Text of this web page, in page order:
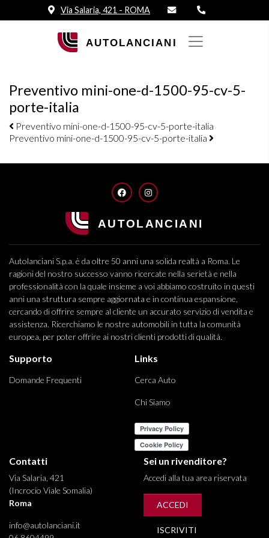
Via Salaria, 421 - ROMA
Preventivo mini-one-d-1500-95-cv-5-
porte-italia
Navigazione elementi
Preventivo mini-one-d-1500-95-cv-5-porte-italia
Preventivo mini-one-d-1500-95-cv-5-porte-italia
FACEBOOKINSTAGRAM
Autolanciani S.p.a. è da oltre 50 anni una solida realtà a Roma. Le
ragioni del nostro successo vanno ricercate nella serietà e nella
professionalità con la quale insieme a voi abbiamo costruito in questi
anni una struttura sempre aggiornata e in continua espansione,
cercando di offrire sempre al cliente un accurato servizio di vendita e
assistenza. Ricerchiamo le nostre automobili in tutta la comunità
europea, per poter offrire ai nostri clienti prodotti di qualità.
Supporto
Domande Frequenti
Links
Cerca Auto
Chi Siamo
Contatti
Via Salaria, 421
(Incrocio Viale Somalia)
Roma
info@autolanciani.it
Sei un rivenditore?
Accedi alla tua area riservata
ACCEDI
ISCRIVITI